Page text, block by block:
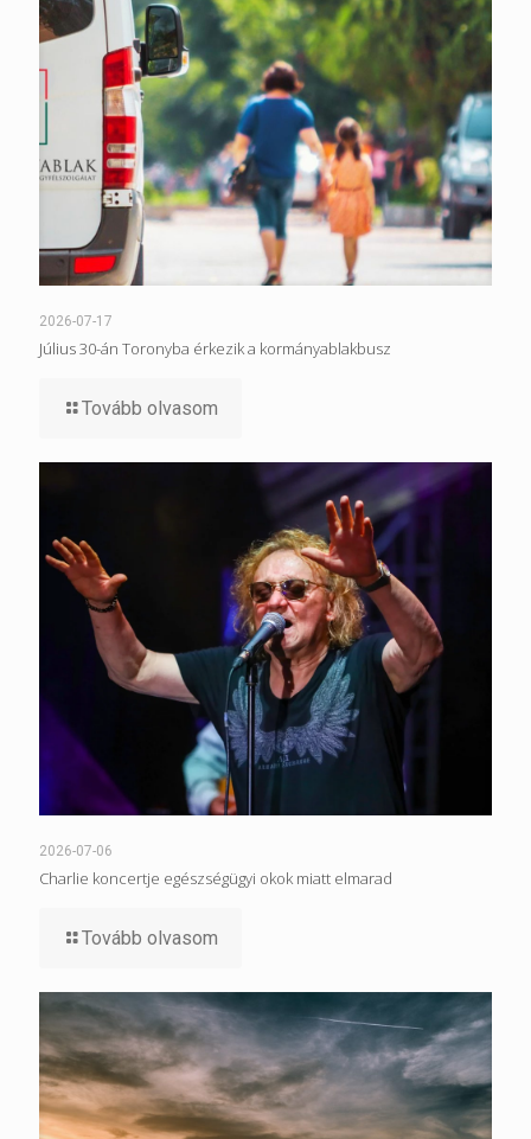
2026-07-17
Július 30-án Toronyba érkezik a kormányablakbusz
Tovább olvasom
2026-07-06
Charlie koncertje egészségügyi okok miatt elmarad
Tovább olvasom